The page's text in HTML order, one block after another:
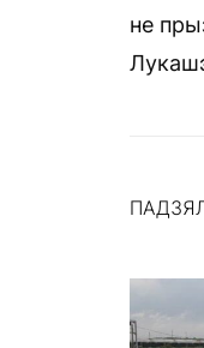
не